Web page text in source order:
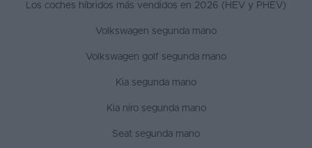
Los coches híbridos más vendidos en 2026 (HEV y PHEV)
Volkswagen segunda mano
Volkswagen golf segunda mano
Kia segunda mano
Kia niro segunda mano
Seat segunda mano